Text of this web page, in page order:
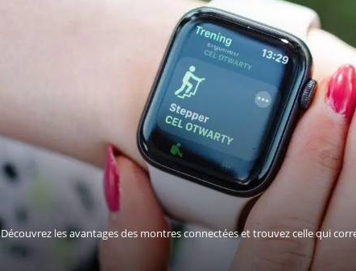
Découvrez les avantages des montres connectées et trouvez celle qui